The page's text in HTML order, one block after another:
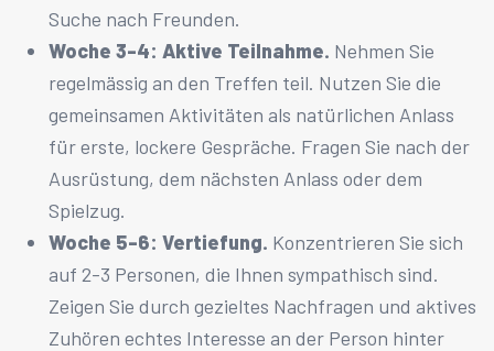
Suche nach Freunden.
Woche 3-4: Aktive Teilnahme. Nehmen Sie
regelmässig an den Treffen teil. Nutzen Sie die
gemeinsamen Aktivitäten als natürlichen Anlass
für erste, lockere Gespräche. Fragen Sie nach der
Ausrüstung, dem nächsten Anlass oder dem
Spielzug.
Woche 5-6: Vertiefung. Konzentrieren Sie sich
auf 2-3 Personen, die Ihnen sympathisch sind.
Zeigen Sie durch gezieltes Nachfragen und aktives
Zuhören echtes Interesse an der Person hinter